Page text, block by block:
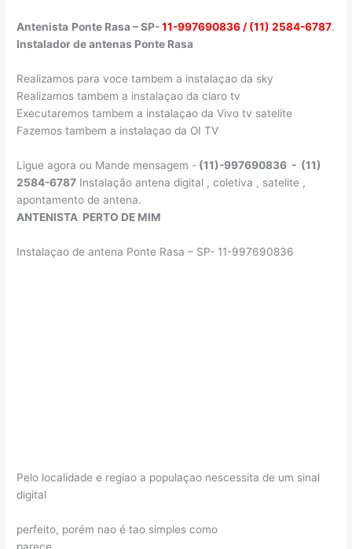
Antenista Ponte Rasa – SP-11-997690836 / (11) 2584-6787.
Instalador de antenas Ponte Rasa
Realizamos para voce tambem a instalaçao da sky
Realizamos tambem a instalaçao da claro tv
Executaremos tambem a instalaçao da Vivo tv satelite
Fazemos tambem a instalaçao da OI TV
Ligue agora ou Mande mensagem - (11)-997690836 - (11)
2584-6787 Instalação antena digital , coletiva , satelite ,
apontamento de antena.
ANTENISTA PERTO DE MIM
Instalaçao de antena Ponte Rasa – SP- 11-997690836
Pelo localidade e regiao a populaçao nescessita de um sinal
digital
perfeito, porém nao é tao simples como